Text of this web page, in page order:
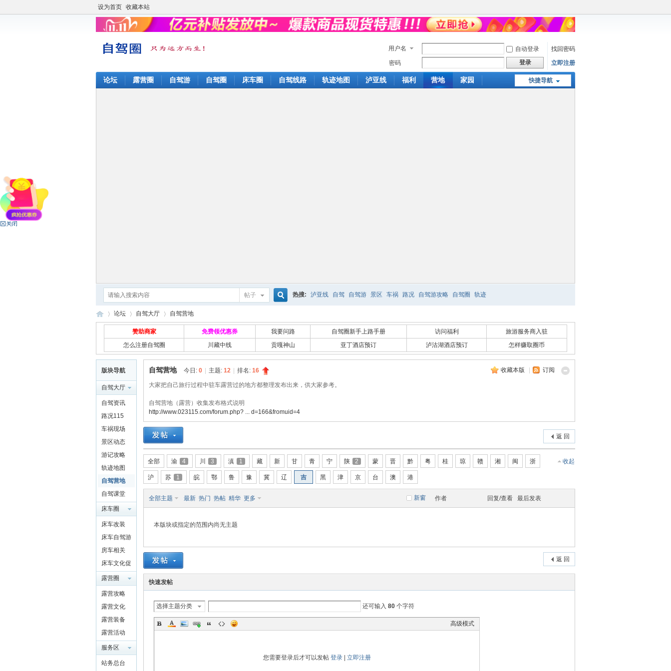
设为首页 收藏本站
用户名 自动登录
找回密码
密码
登录 立即注册
快捷导航
论坛 露营圈 自驾游 自驾圈 床车圈 自驾线路 轨迹地图 泸亚线 福利 营地 家园
帖子
索
热搜: 泸亚线 自驾 自驾游 景区 车祸 路况 自驾游攻略 自驾圈 轨迹
自
驾
»
论坛
›
自驾大厅
›
自驾营地
赞助商家 免费领优惠券 我要问路 自驾圈新手上路手册 访问福利
旅游服务商入驻
怎么注册自驾圈
川藏中线 贡嘎神山 亚丁酒店预订 泸沽湖酒店预订 怎样赚取圈币
版块导航
自驾大厅
自驾资讯
路况115
车祸现场
景区动态
游记攻略
轨迹地图
自驾营地
自驾课堂
床车圈
QQ群
4697975
91
床车改装
床车自驾游
房车相关
床车文化促
进交流
露营圈
露营攻略
露营文化
露营装备
露营活动
服务区
站务总台
收藏本版 订阅
自驾营地 今日: 0 主题: 12 排名: 16
大家把自己旅行过程中驻车露营过的地方都整理发布出来，供大家参考。
自驾营地（露营）收集发布格式说明
http://www.023115.com/forum.php? ... d=166&fromuid=4
返 回
收起
全部 渝 4 川 3 滇 1 藏 新 甘 青 宁 陕 2 蒙 晋 黔 粤 桂 琼 赣 湘 闽 浙
沪 苏 1 皖 鄂 鲁 豫 冀 辽 吉 黑 津 京 台 澳 港
新窗
全部主题 最新 热门 热帖 精华 更多 作者 回复/查看 最后发表
本版块或指定的范围内尚无主题
返 回
快速发帖
选择主题分类 还可输入 80 个字符
高级模式
您需要登录后才可以发帖 登录| 立即注册